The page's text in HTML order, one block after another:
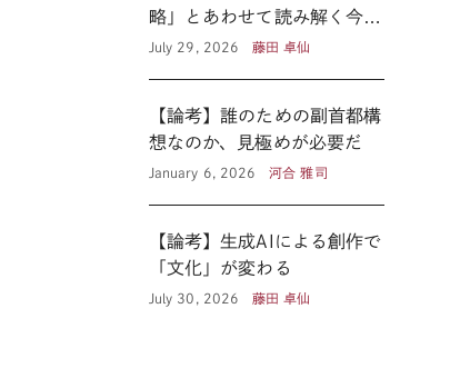
略」とあわせて読み解く今後
の医療政策―
July 29, 2026 藤田 卓仙
【論考】誰のための副首都構
想なのか、見極めが必要だ
January 6, 2026 河合 雅司
【論考】生成AIによる創作で
「文化」が変わる
July 30, 2026 藤田 卓仙